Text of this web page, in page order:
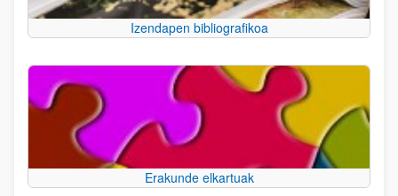
Izendapen bibliografikoa
Erakunde elkartuak